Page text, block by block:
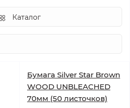
Каталог
Бумага Silver Star Brown
WOOD UNBLEACHED
70мм (50 листочков)